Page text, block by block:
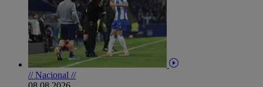
// Nacional //